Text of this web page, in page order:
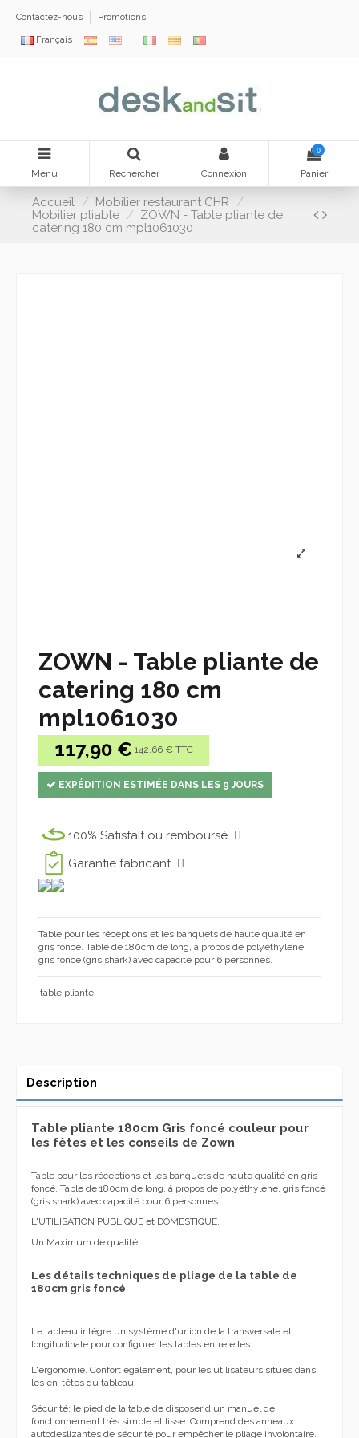
Contactez-nous Promotions
Français
Menu Rechercher Connexion
0
Panier
Accueil
Mobilier restaurant CHR
Mobilier pliable
ZOWN - Table pliante de
catering 180 cm mpl1061030
ZOWN - Table pliante de
catering 180 cm
mpl1061030
117,90 € 142.66 € TTC
EXPÉDITION ESTIMÉE DANS LES 9 JOURS
100% Satisfait ou remboursé
Garantie fabricant
Table pour les réceptions et les banquets de haute qualité en
gris foncé. Table de 180cm de long, à propos de polyéthylène,
gris foncé (gris shark) avec capacité pour 6 personnes.
table pliante
Description
Table pliante 180cm Gris foncé couleur pour
les fêtes et les conseils de Zown
Table pour les réceptions et les banquets de haute qualité en gris
foncé. Table de 180cm de long, à propos de polyéthylène, gris foncé
(gris shark) avec capacité pour 6 personnes.
L'UTILISATION PUBLIQUE et DOMESTIQUE.
Un Maximum de qualité.
Les détails techniques de pliage de la table de
180cm gris foncé
Le tableau intègre un système d'union de la transversale et
longitudinale pour configurer les tables entre elles.
L'ergonomie. Confort également, pour les utilisateurs situés dans
les en-têtes du tableau.
Sécurité: le pied de la table de disposer d'un manuel de
fonctionnement très simple et lisse. Comprend des anneaux
autodeslizantes de sécurité pour empêcher le pliage involontaire.